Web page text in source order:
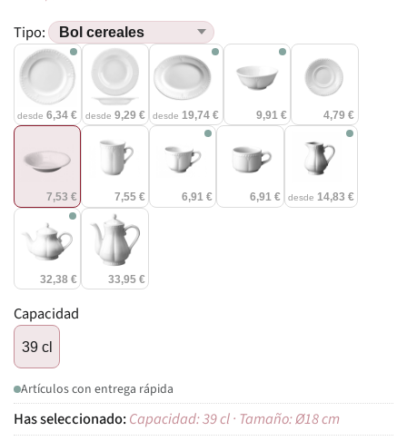
Tipo:
desde6,34 € desde 9,29 € desde 19,74 € 9,91 € 4,79 €
7,53 € 7,55 € 6,91 € 6,91 € desde14,83 €
32,38 € 33,95 €
Capacidad
39 cl
Artículos con entrega rápida
Capacidad: 39 cl · Tamaño: Ø18 cm